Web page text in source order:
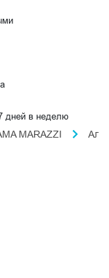
дней в неделю
MARAZZI